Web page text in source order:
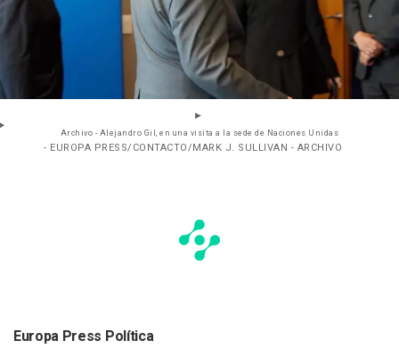
Archivo - Alejandro Gil, en una visita a la sede de Naciones Unidas
- EUROPA PRESS/CONTACTO/MARK J. SULLIVAN - ARCHIVO
Europa Press Política